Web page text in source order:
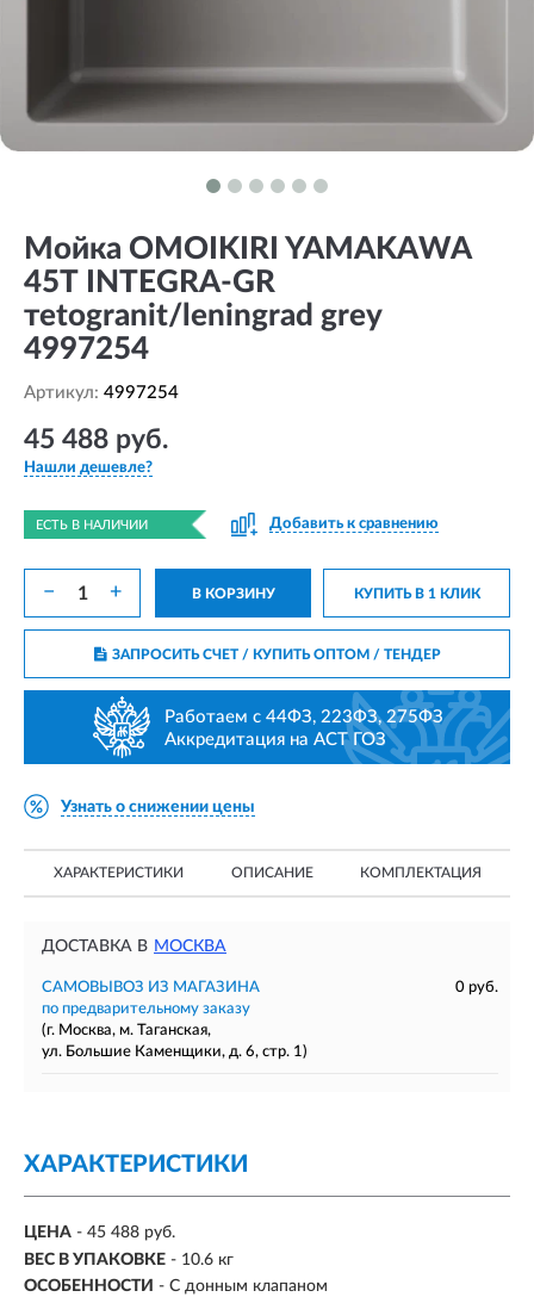
Мойка OMOIKIRI YAMAKAWA
45Т INTEGRA-GR
тetogranit/leningrad grey
4997254
Артикул: 4997254
45 488 руб.
Нашли дешевле?
ЕСТЬ В НАЛИЧИИ Добавить к сравнению
− + В КОРЗИНУ КУПИТЬ В 1 КЛИК
ЗАПРОСИТЬ СЧЕТ / КУПИТЬ ОПТОМ/ ТЕНДЕР
Работаем с 44ФЗ, 223ФЗ, 275ФЗ
Аккредитация на АСТ ГОЗ
Узнать о снижении цены
ХАРАКТЕРИСТИКИ ОПИСАНИЕ КОМПЛЕКТАЦИЯ
ДОСТАВКА В МОСКВА
САМОВЫВОЗ ИЗ МАГАЗИНА
0 руб.
по предварительному заказу
(г. Москва, м. Таганская,
ул. Большие Каменщики, д. 6, стр. 1)
ХАРАКТЕРИСТИКИ
ЦЕНА - 45 488 руб.
ВЕС В УПАКОВКЕ - 10.6 кг
ОСОБЕННОСТИ - С донным клапаном